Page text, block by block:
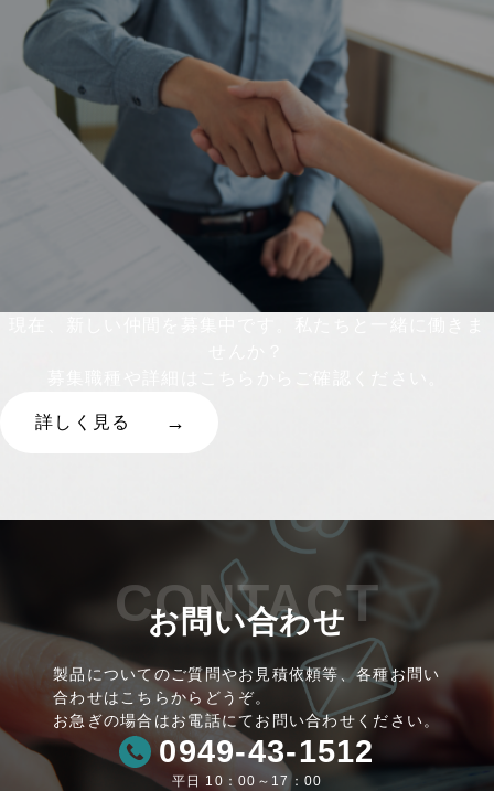
詳しく見る
CONTACT
お問い合わせ
製品についてのご質問やお見積依頼等、各種お問い
合わせはこちらからどうぞ。
お急ぎの場合はお電話にてお問い合わせください。
0949-43-1512
平日 10：00～17：00